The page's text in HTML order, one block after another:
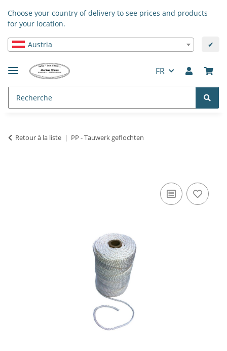
Choose your country of delivery to see prices and products
for your location.
Austria ✔
FR
Retour à la liste PP - Tauwerk geflochten